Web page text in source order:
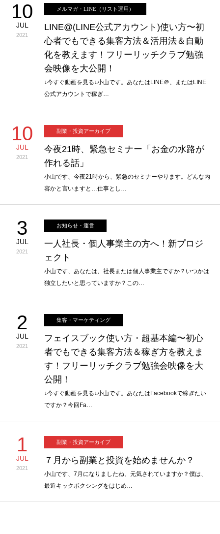
10
JUL
2021
メルマガ・LINE（リスト運用）
LINE@(LINE公式アカウント)使い方〜初
心者でもできる集客方法＆活用法＆自動
化を教えます！フリーリッチクラブ勉強
会映像を大公開！
↓今すぐ動画を見る↓小山です。あなたはLINE＠、またはLINE
公式アカウントで稼ぎ…
10
JUL
2021
副業・投資アーカイブ
今夜21時、緊急セミナー「お金の水路が
作れる話」
小山です、今夜21時から、緊急のセミナーやります。どんな内
容かと言いますと…仕事とし…
3
JUL
2021
お知らせ・運営
一人社長・個人事業主の方へ！新プロジ
ェクト
小山です、あなたは、社長または個人事業主ですか？いつかは
独立したいと思っていますか？この…
2
JUL
2021
集客・マーケティング
フェイスブック使い方・超基本編〜初心
者でもできる集客方法＆稼ぎ方を教えま
す！フリーリッチクラブ勉強会映像を大
公開！
↓今すぐ動画を見る↓小山です。あなたはFacebookで稼ぎたい
ですか？今回Fa…
1
JUL
2021
副業・投資アーカイブ
７月から副業と投資を始めませんか？
小山です、7月になりましたね。元気されていますか？僕は、
最近キックボクシングをはじめ…